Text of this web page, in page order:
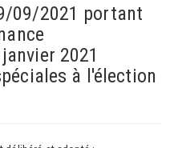
09/2021 portant
2021
à l'élection